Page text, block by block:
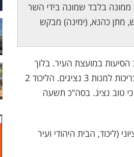
בלבד שמונה בידי השר
מתן כהנא, (ימינה) מבקש
במועצת העיר. בלוך
רואה ביהדות התורה סיעה אחת, למרות פילוגה במועצת העיר, דגל ואגו"י צריכות למנות 3 נציגים. הליכוד 2
כי טוב נציג. בסה"כ תשעה
ש"ס ועץ) מול 4 של המחנה הציוני (ליכוד, הבית היהודי ועיר